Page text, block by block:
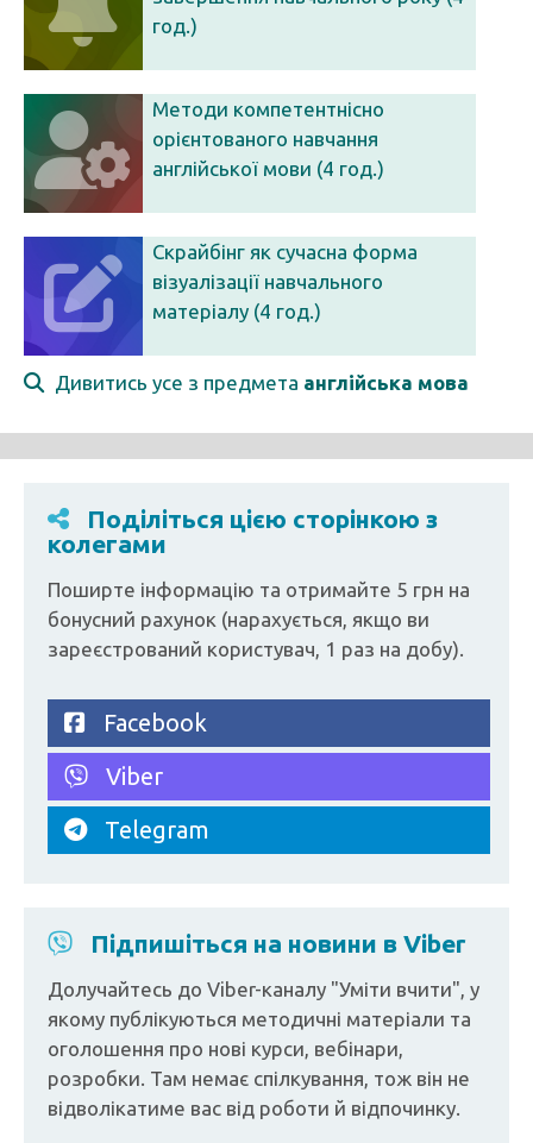
год.)
Методи компетентнісно
орієнтованого навчання
англійської мови (4 год.)
Скрайбінг як сучасна форма
візуалізації навчального
матеріалу (4 год.)
Дивитись усе з предмета англійська мова
Поділіться цією сторінкою з
колегами
Поширте інформацію та отримайте 5 грн на
бонусний рахунок (нарахується, якщо ви
зареєстрований користувач, 1 раз на добу).
Facebook
Viber
Telegram
Підпишіться на новини в Viber
Долучайтесь до Viber-каналу "Уміти вчити", у
якому публікуються методичні матеріали та
оголошення про нові курси, вебінари,
розробки. Там немає спілкування, тож він не
відволікатиме вас від роботи й відпочинку.